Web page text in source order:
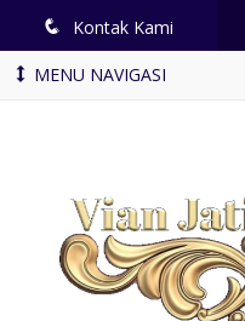
q Kontak Kami
MENU NAVIGASI